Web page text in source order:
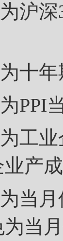
深
年
当
业
产
月
当